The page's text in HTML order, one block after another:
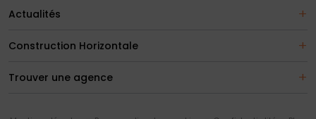
Actualités
Construction Horizontale
Trouver une agence